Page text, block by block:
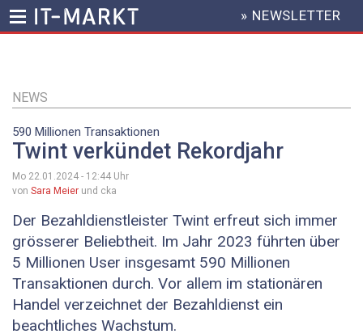
Inhalt
HEADER
MENU
» NEWSLETTER
NEWS
590 Millionen Transaktionen
Twint verkündet Rekordjahr
Mo 22.01.2024 - 12:44 Uhr
von Sara Meier und cka
Der Bezahldienstleister Twint erfreut sich immer
grösserer Beliebtheit. Im Jahr 2023 führten über
5 Millionen User insgesamt 590 Millionen
Transaktionen durch. Vor allem im stationären
Handel verzeichnet der Bezahldienst ein
beachtliches Wachstum.